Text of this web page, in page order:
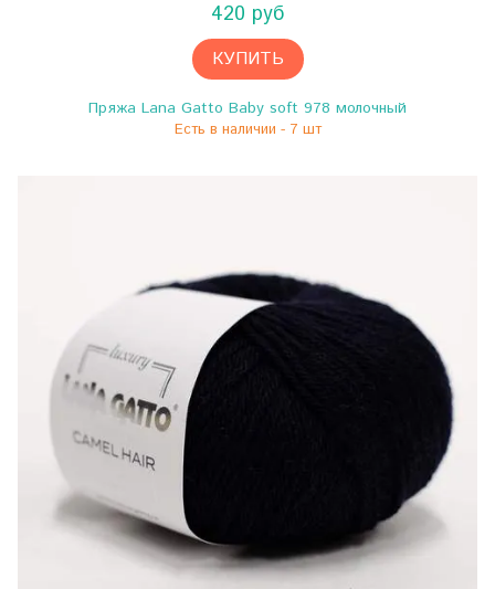
420 руб
КУПИТЬ
Пряжа Lana Gatto Baby soft 978 молочный
Есть в наличии - 7 шт